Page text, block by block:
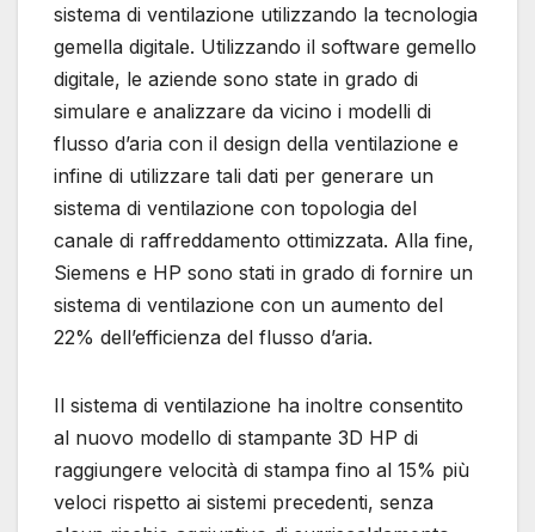
sistema di ventilazione utilizzando la tecnologia
gemella digitale. Utilizzando il software gemello
digitale, le aziende sono state in grado di
simulare e analizzare da vicino i modelli di
flusso d’aria con il design della ventilazione e
infine di utilizzare tali dati per generare un
sistema di ventilazione con topologia del
canale di raffreddamento ottimizzata. Alla fine,
Siemens e HP sono stati in grado di fornire un
sistema di ventilazione con un aumento del
22% dell’efficienza del flusso d’aria.
Il sistema di ventilazione ha inoltre consentito
al nuovo modello di stampante 3D HP di
raggiungere velocità di stampa fino al 15% più
veloci rispetto ai sistemi precedenti, senza